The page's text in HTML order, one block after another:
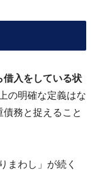
借入をしている状
の明確な定義はな
務と捉えること
まわし」が続く